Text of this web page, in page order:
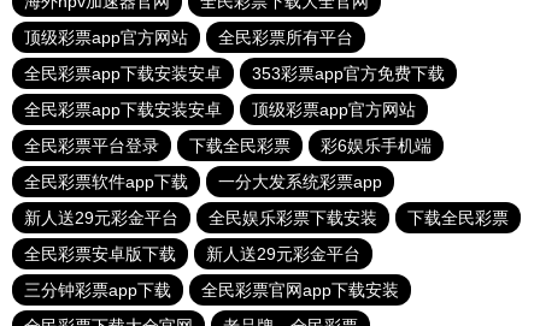
顶级彩票app官方网站
全民彩票所有平台
全民彩票app下载安装安卓
353彩票app官方免费下载
全民彩票app下载安装安卓
顶级彩票app官方网站
全民彩票平台登录
下载全民彩票
彩6娱乐手机端
全民彩票软件app下载
一分大发系统彩票app
新人送29元彩金平台
全民娱乐彩票下载安装
下载全民彩票
全民彩票安卓版下载
新人送29元彩金平台
三分钟彩票app下载
全民彩票官网app下载安装